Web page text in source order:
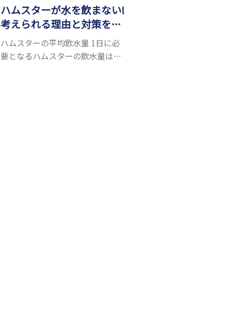
ハムスターが水を飲まない!
考えられる理由と対策を解
説
ハムスターの平均飲水量 1日に必
要となるハムスターの飲水量は、